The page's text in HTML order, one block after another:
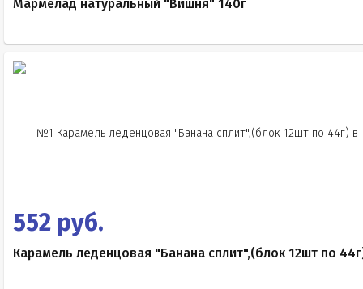
Мармелад натуральный "Вишня" 140г
552 руб.
Карамель леденцовая "Банана сплит",(блок 12шт по